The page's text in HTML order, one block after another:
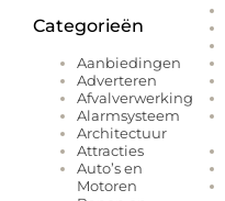
Categorieën
Aanbiedingen
Adverteren
Afvalverwerking
Alarmsysteem
Architectuur
Attracties
Auto’s en
Motoren